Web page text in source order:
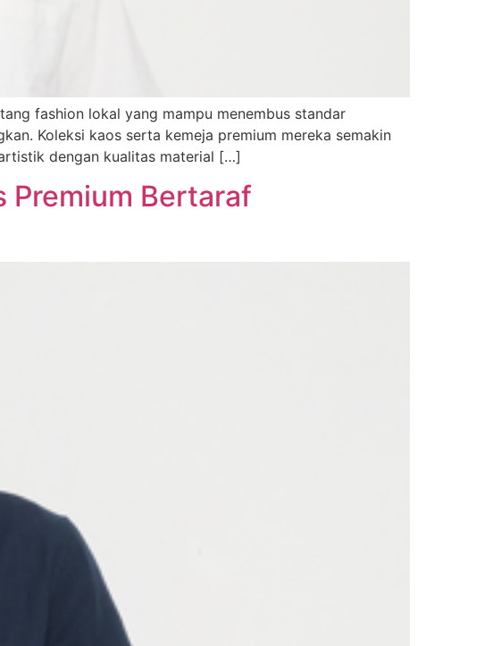
fashion lokal yang mampu menembus standar
Koleksi kaos serta kemeja premium mereka semakin
dengan kualitas material […]
Premium Bertaraf